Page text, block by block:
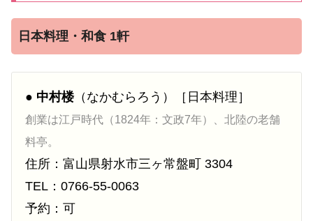
日本料理・和食 1軒
● 中村楼（なかむらろう）［日本料理］
創業は江戸時代（1824年：文政7年）、北陸の老舗
料亭。
住所：富山県射水市三ヶ常盤町 3304
TEL：0766-55-0063
予約：可